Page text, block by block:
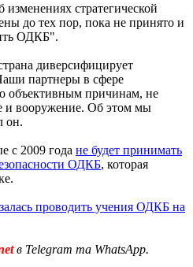
стратегической
до тех пор, пока не принято и
ОДКБ".
диверсифицирует
партнеры в сфере
объективным причинам, не
и вооружение. Об этом мы
он.
с 2009 года не будет принимать
ОДКБ, которая
проводить учения ОДКБ на
в Telegram та WhatsApp.